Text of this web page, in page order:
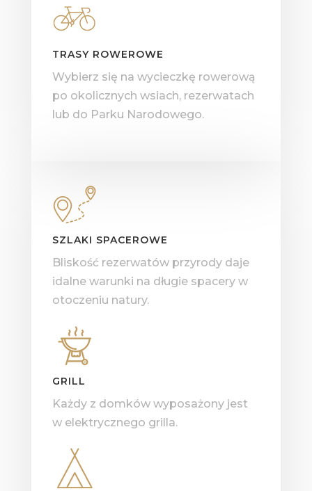
TRASY ROWEROWE
Wybierz się na wycieczkę rowerową
po okolicznych wsiach, rezerwatach
lub do Parku Narodowego.
SZLAKI SPACEROWE
Bliskość rezerwatów przyrody daje
idalne warunki na długie spacery w
otoczeniu natury.
GRILL
Każdy z domków wyposażony jest
w elektrycznego grilla.